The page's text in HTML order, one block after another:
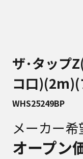
ザ･タップ
コ口)(2m)(
WHS25249BP
メーカー
オープン